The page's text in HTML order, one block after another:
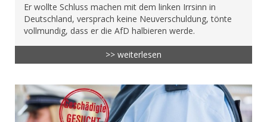
Er wollte Schluss machen mit dem linken Irrsinn in
Deutschland, versprach keine Neuverschuldung, tönte
vollmundig, dass er die AfD halbieren werde.
>> weiterlesen